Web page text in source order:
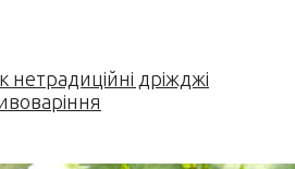
нетрадиційні дріжджі